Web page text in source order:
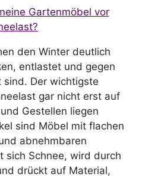
den Winter deutlich
entlastet und gegen
sind. Der wichtigste
gar nicht erst auf
Gestellen liegen
sind Möbel mit flachen
abnehmbaren
sich Schnee, wird durch
drückt auf Material,